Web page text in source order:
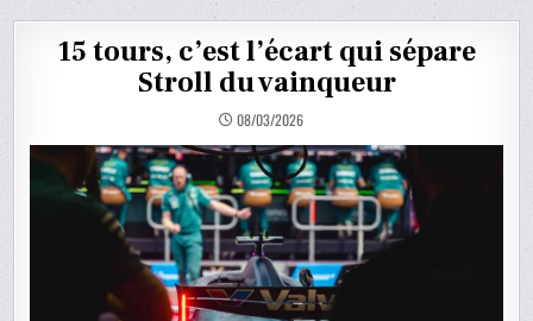
15 tours, c’est l’écart qui sépare
Stroll du vainqueur
08/03/2026